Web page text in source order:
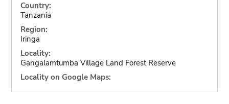
Country:
Tanzania
Region:
Iringa
Locality:
Gangalamtumba Village Land Forest Reserve
Locality on Google Maps: